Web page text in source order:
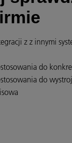
z z innymi
do
do